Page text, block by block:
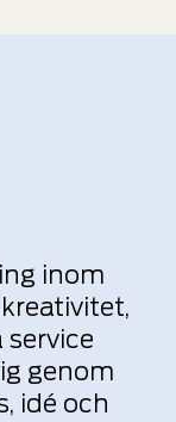
inom
genom
idé och